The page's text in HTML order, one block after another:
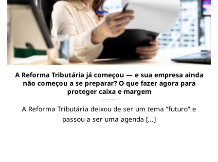
A Reforma Tributária já começou — e sua empresa ainda
não começou a se preparar? O que fazer agora para
proteger caixa e margem
A Reforma Tributária deixou de ser um tema “futuro” e
passou a ser uma agenda [...]